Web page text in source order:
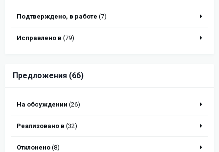
Подтверждено, в работе (7)
Исправлено в (79)
Предложения (66)
На обсуждении (26)
Реализовано в (32)
Отклонено (8)